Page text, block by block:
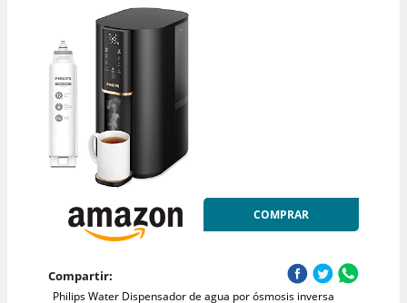
COMPRAR
Compartir:
Philips Water Dispensador de agua por ósmosis inversa